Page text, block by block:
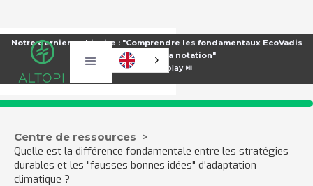
Notre dernier webinaire : "Comprendre les fondamentaux EcoVadis
pour améliorer sa notation"
⏯️Voir le replay ⏯️
Centre de ressources >
Quelle est la différence fondamentale entre les stratégies
durables et les "fausses bonnes idées" d'adaptation
climatique ?